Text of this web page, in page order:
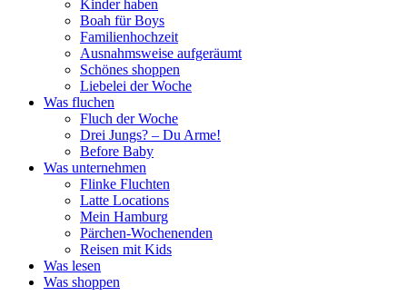
Kinder haben
Boah für Boys
Familienhochzeit
Ausnahmsweise aufgeräumt
Schönes shoppen
Liebelei der Woche
Was fluchen
Fluch der Woche
Drei Jungs? – Du Arme!
Before Baby
Was unternehmen
Flinke Fluchten
Latte Locations
Mein Hamburg
Pärchen-Wochenenden
Reisen mit Kids
Was lesen
Was shoppen